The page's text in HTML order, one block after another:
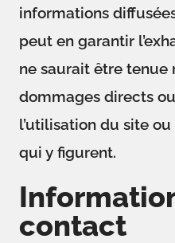
informations
peut en garantir
ne saurait être tenue
dommages directs
l’utilisation du site
qui y figurent.
contact